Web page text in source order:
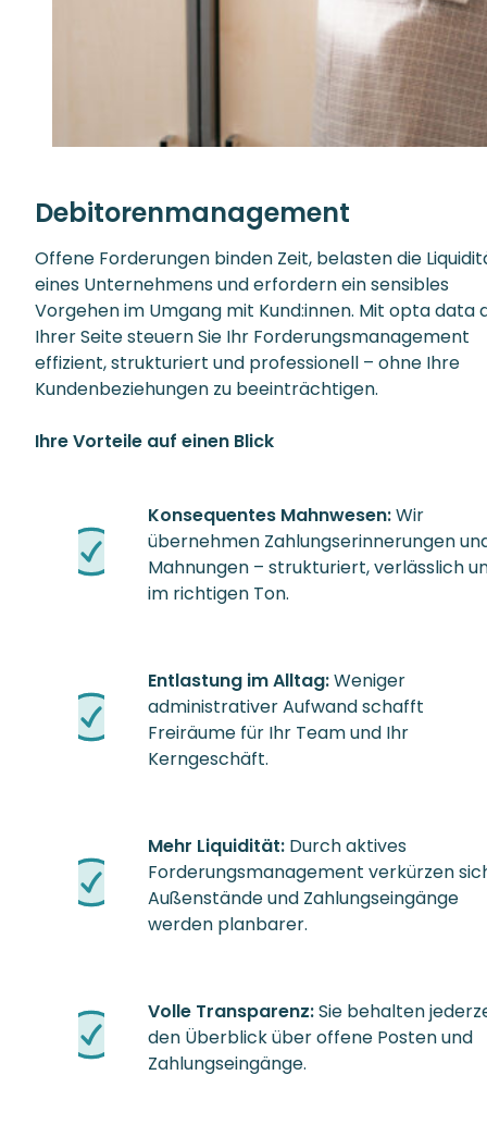
Debitorenmanagement
Offene Forderungen binden Zeit, belasten die
eines Unternehmens und erfordern ein sensibles
Vorgehen im Umgang mit Kund:innen. Mit opta data
Ihrer Seite steuern Sie Ihr Forderungsmanagement
effizient, strukturiert und professionell – ohne Ihre
Kundenbeziehungen zu beeinträchtigen.
Ihre Vorteile auf einen Blick
Konsequentes Mahnwesen:Wir
übernehmen Zahlungserinnerungen
Mahnungen – strukturiert, verlässlich
im richtigen Ton.
Entlastung im Alltag:Weniger
administrativer Aufwand schafft
Freiräume für Ihr Team und Ihr
Kerngeschäft.
Mehr Liquidität: Durch aktives
Forderungsmanagement verkürzen
Außenstände und Zahlungseingänge
werden planbarer.
Volle Transparenz:Sie behalten
den Überblick über offene Posten und
Zahlungseingänge.